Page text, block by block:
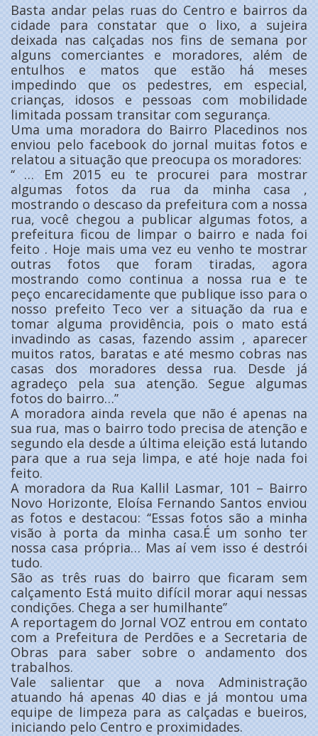
Basta andar pelas ruas do Centro e bairros da
cidade para constatar que o lixo, a sujeira
deixada nas calçadas nos fins de semana por
alguns comerciantes e moradores, além de
entulhos e matos que estão há meses
impedindo que os pedestres, em especial,
crianças, idosos e pessoas com mobilidade
limitada possam transitar com segurança.
Uma uma moradora do Bairro Placedinos nos
enviou pelo facebook do jornal muitas fotos e
relatou a situação que preocupa os moradores:
‘‘ … Em 2015 eu te procurei para mostrar
algumas fotos da rua da minha casa ,
mostrando o descaso da prefeitura com a nossa
rua, você chegou a publicar algumas fotos, a
prefeitura ficou de limpar o bairro e nada foi
feito . Hoje mais uma vez eu venho te mostrar
outras fotos que foram tiradas, agora
mostrando como continua a nossa rua e te
peço encarecidamente que publique isso para o
nosso prefeito Teco ver a situação da rua e
tomar alguma providência, pois o mato está
invadindo as casas, fazendo assim , aparecer
muitos ratos, baratas e até mesmo cobras nas
casas dos moradores dessa rua. Desde já
agradeço pela sua atenção. Segue algumas
fotos do bairro…’’
A moradora ainda revela que não é apenas na
sua rua, mas o bairro todo precisa de atenção e
segundo ela desde a última eleição está lutando
para que a rua seja limpa, e até hoje nada foi
feito.
A moradora da Rua Kallil Lasmar, 101 – Bairro
Novo Horizonte, Eloísa Fernando Santos enviou
as fotos e destacou: ‘‘Essas fotos são a minha
visão à porta da minha casa.É um sonho ter
nossa casa própria… Mas aí vem isso é destrói
tudo.
São as três ruas do bairro que ficaram sem
calçamento Está muito difícil morar aqui nessas
condições. Chega a ser humilhante’’
A reportagem do Jornal VOZ entrou em contato
com a Prefeitura de Perdões e a Secretaria de
Obras para saber sobre o andamento dos
trabalhos.
Vale salientar que a nova Administração
atuando há apenas 40 dias e já montou uma
equipe de limpeza para as calçadas e bueiros,
iniciando pelo Centro e proximidades.